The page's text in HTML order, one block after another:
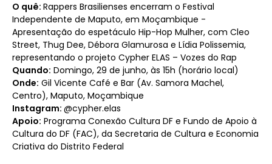
O quê: Rappers Brasilienses encerram o Festival
Independente de Maputo, em Moçambique -
Apresentação do espetáculo Hip-Hop Mulher, com Cleo
Street, Thug Dee, Débora Glamurosa e Lídia Polissemia,
representando o projeto Cypher ELAS – Vozes do Rap
Quando: Domingo, 29 de junho, às 15h (horário local)
Onde: Gil Vicente Café e Bar (Av. Samora Machel,
Centro), Maputo, Moçambique
Instagram: @cypher.elas
Apoio: Programa Conexão Cultura DF e Fundo de Apoio à
Cultura do DF (FAC), da Secretaria de Cultura e Economia
Criativa do Distrito Federal